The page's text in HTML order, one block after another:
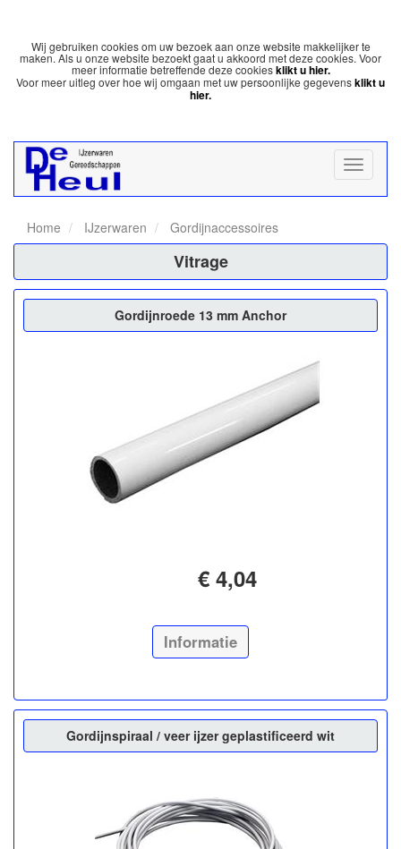
Wij gebruiken cookies om uw bezoek aan onze website makkelijker te
maken. Als u onze website bezoekt gaat u akkoord met deze cookies. Voor
meer informatie betreffende deze cookiesklikt u hier.
Voor meer uitleg over hoe wij omgaan met uw persoonlijke gegevensklikt u
hier.
Home IJzerwaren Gordijnaccessoires
Vitrage
Gordijnroede 13 mm Anchor
€ 4,04
Informatie
Gordijnspiraal / veer ijzer geplastificeerd wit